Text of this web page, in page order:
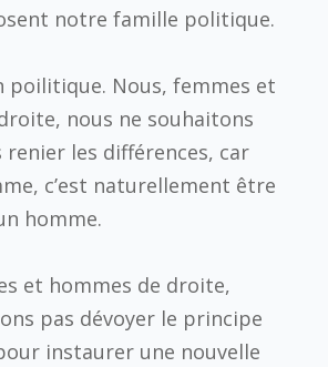
notre famille politique.
poilitique. Nous, femmes et
nous ne souhaitons
renier les différences, car
c’est naturellement être
homme.
et hommes de droite,
pas dévoyer le principe
instaurer une nouvelle